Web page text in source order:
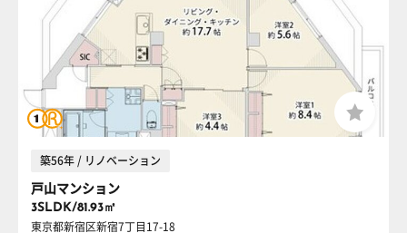
築56年 / リノベーション
戸山マンション
3SLDK/81.93㎡
東京都新宿区新宿7丁目17-18